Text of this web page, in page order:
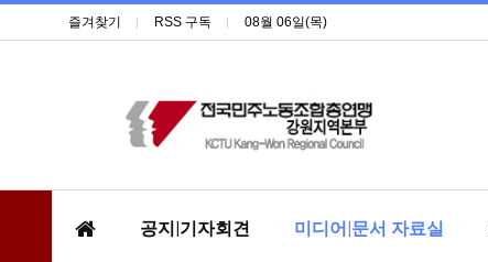
즐겨찾기 RSS 구독 08월 06일(목)
공지|기자회견 미디어|문서 자료실